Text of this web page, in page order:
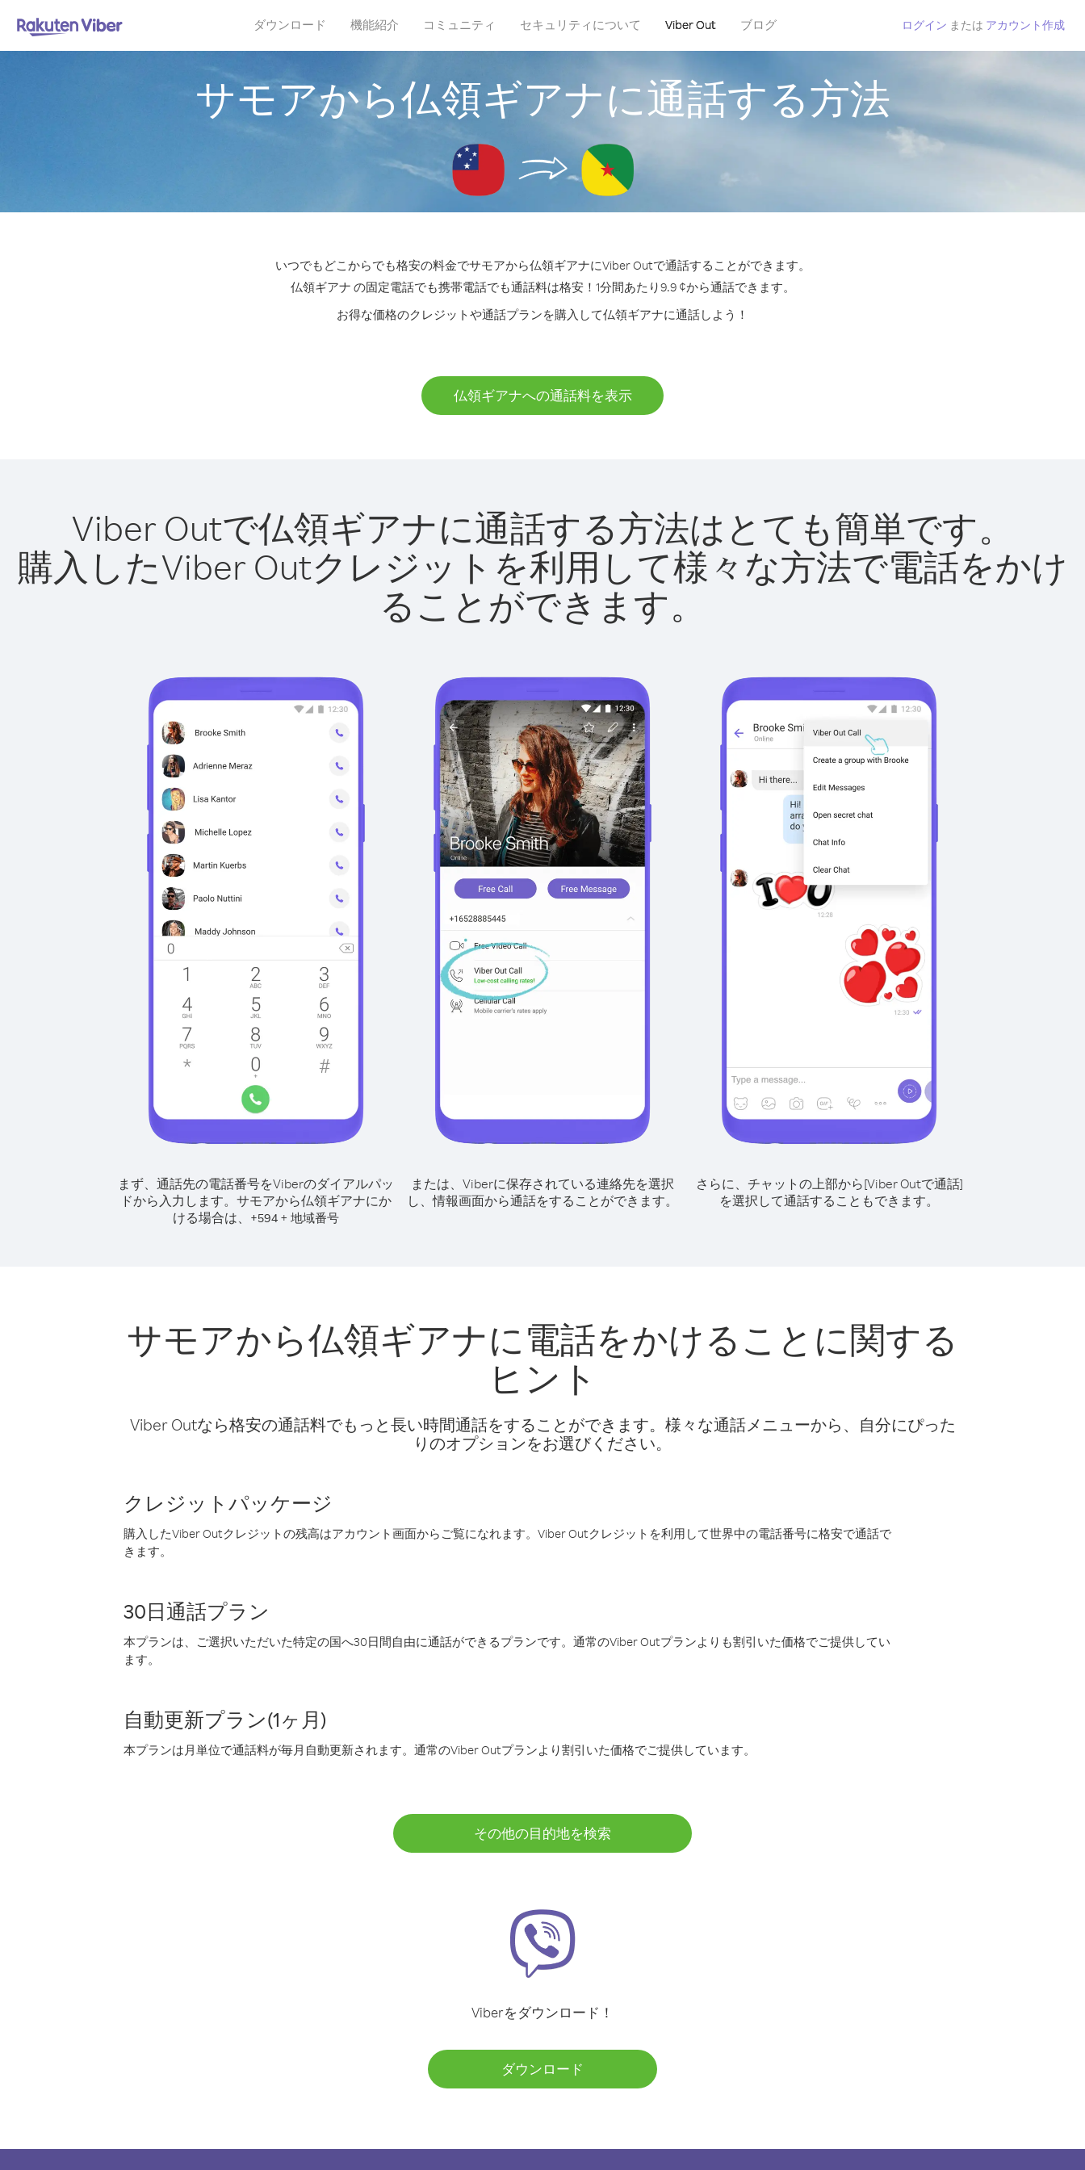
ダウンロード 機能紹介 コミュニティ セキュリティについて Viber Out ブログ ログイン または アカウント作成
サモアから仏領ギアナに通話する方法
いつでもどこからでも格安の料金でサモアから仏領ギアナにViber Outで通話することができます。
仏領ギアナ の固定電話でも携帯電話でも通話料は格安！1分間あたり9.9 ¢から通話できます。
お得な価格のクレジットや通話プランを購入して仏領ギアナに通話しよう！
仏領ギアナへの通話料を表示
Viber Outで仏領ギアナに通話する方法はとても簡単です。
購入したViber Outクレジットを利用して様々な方法で電話をかけ
ることができます。
まず、通話先の電話番号をViberのダイアルパッ
ドから入力します。 サモアから仏領ギアナにか
ける場合は、 +594 + 地域番号
または、Viberに保存されている連絡先を選択
し、情報画面から通話をすることができます。
さらに、チャットの上部から[Viber Outで通話]
を選択して通話することもできます。
サモアから仏領ギアナに電話をかけることに関する
ヒント
Viber Outなら格安の通話料でもっと長い時間通話をすることができます。様々な通話メニューから、自分にぴった
りのオプションをお選びください。
クレジットパッケージ
購入したViber Outクレジットの残高はアカウント画面からご覧になれます。Viber Outクレジットを利用して世界中の電話番号に格安で通話で
きます。
30日通話プラン
本プランは、ご選択いただいた特定の国へ30日間自由に通話ができるプランです。通常のViber Outプランよりも割引いた価格でご提供してい
ます。
自動更新プラン(1ヶ月)
本プランは月単位で通話料が毎月自動更新されます。通常のViber Outプランより割引いた価格でご提供しています。
その他の目的地を検索
Viberをダウンロード！
ダウンロード